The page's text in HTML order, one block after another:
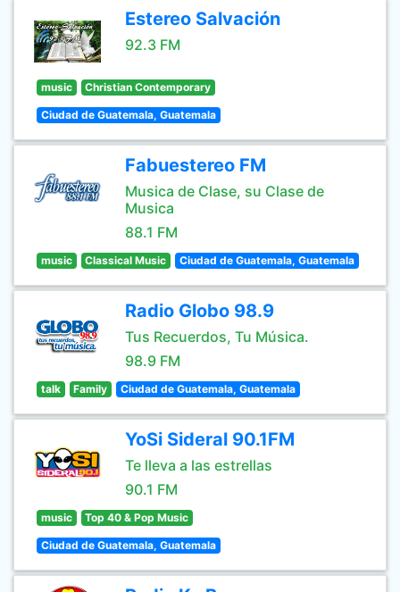
Estereo Salvación
92.3 FM
music Christian Contemporary
Ciudad de Guatemala, Guatemala
Fabuestereo FM
Musica de Clase, su Clase de
Musica
88.1 FM
music Classical Music Ciudad de Guatemala, Guatemala
Radio Globo 98.9
Tus Recuerdos, Tu Música.
98.9 FM
talk Family Ciudad de Guatemala, Guatemala
YoSi Sideral 90.1FM
Te lleva a las estrellas
90.1 FM
music Top 40 & Pop Music
Ciudad de Guatemala, Guatemala